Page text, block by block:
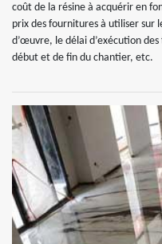
coût de la résine à acquérir en
prix des fournitures à utiliser
d’œuvre, le délai d’exécution
début et de fin du chantier, etc.